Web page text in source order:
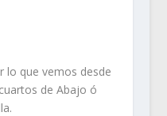
lo que vemos desde
de Abajo ó